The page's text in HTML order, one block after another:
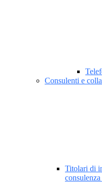
Consulenti e
Titolari di
consulenza